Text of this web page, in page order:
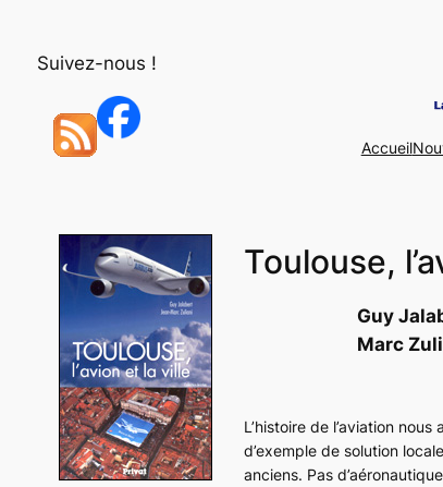
Suivez-nous !
Accueil
Toulouse,
Guy
Marc
L’histoire de l’aviation
d’exemple de solution
anciens. Pas